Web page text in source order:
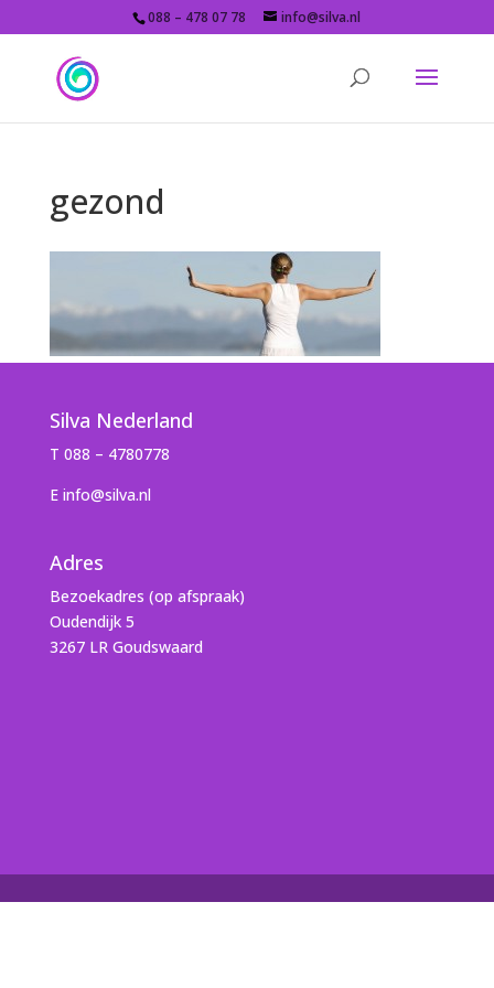
088 – 478 07 78 info@silva.nl
gezond
Silva Nederland
T 088 – 4780778
E info@silva.nl
Adres
Bezoekadres (op afspraak)
Oudendijk 5
3267 LR Goudswaard